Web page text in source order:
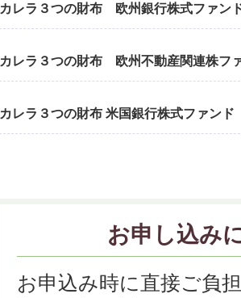
カレラ３つの財布 欧州銀行株式ファン
カレラ３つの財布 欧州不動産関連株フ
カレラ３つの財布 米国銀行株式ファンド
お申し込み
お申込み時に直接ご負